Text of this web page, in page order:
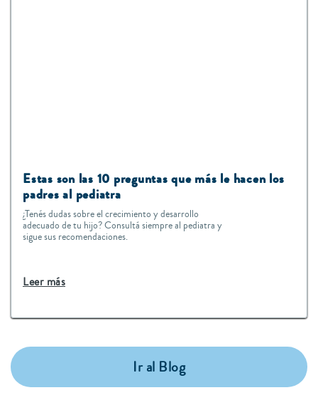
Estas son las 10 preguntas que más le hacen los
padres al pediatra
¿Tenés dudas sobre el crecimiento y desarrollo
adecuado de tu hijo? Consultá siempre al pediatra y
sigue sus recomendaciones.
Leer más
Ir al Blog